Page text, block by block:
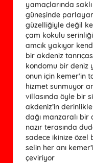
yamaçlarında
güneşinde
güzelliğiyle değil
çam kokulu
amcık yakıyor
bir akdeniz
kondomu bir deniz
onun için kemer’in
hizmet sunmuyor
villasında öyle bir
akdeniz’in
dağı manzaralı bir
nazır terasında
sadece ikinize
selin her anı
çeviriyor